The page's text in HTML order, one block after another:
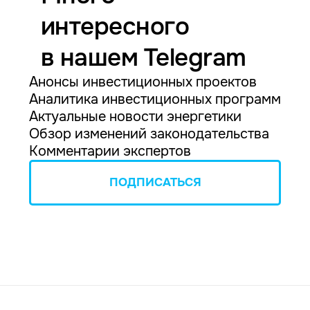
интересного
в нашем Telegram
Анонсы инвестиционных проектов
Аналитика инвестиционных программ
Актуальные новости энергетики
Обзор изменений законодательства
Комментарии экспертов
ПОДПИСАТЬСЯ